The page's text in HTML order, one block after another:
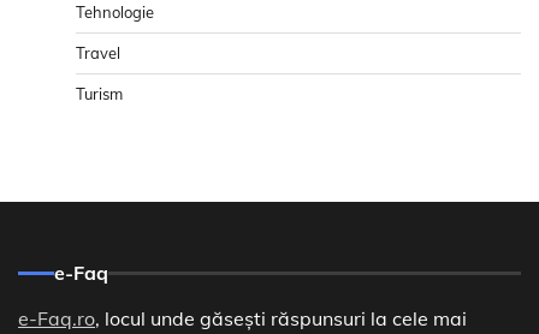
Tehnologie
Travel
Turism
e-Faq
e-Faq.ro, locul unde găsești răspunsuri la cele mai